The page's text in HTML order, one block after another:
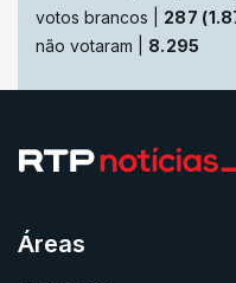
votos brancos | 287
não votaram | 8.295
Áreas